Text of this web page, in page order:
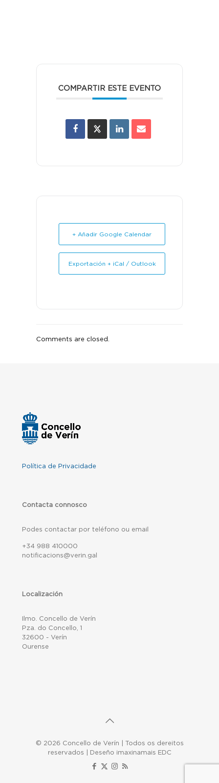
COMPARTIR ESTE EVENTO
+ Añadir Google Calendar
Exportación + iCal / Outlook
Comments are closed.
Política de Privacidade
Contacta connosco
Podes contactar por teléfono ou email
+34 988 410000
notificacions@verin.gal
Localización
Ilmo. Concello de Verín
Pza. do Concello, 1
32600 - Verín
Ourense
© 2026 Concello de Verín | Todos os dereitos
reservados | Deseño imaxinamais EDC